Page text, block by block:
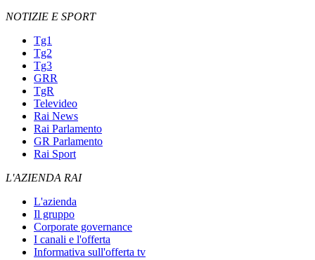
NOTIZIE E SPORT
Tg1
Tg2
Tg3
GRR
TgR
Televideo
Rai News
Rai Parlamento
GR Parlamento
Rai Sport
L'AZIENDA RAI
L'azienda
Il gruppo
Corporate governance
I canali e l'offerta
Informativa sull'offerta tv